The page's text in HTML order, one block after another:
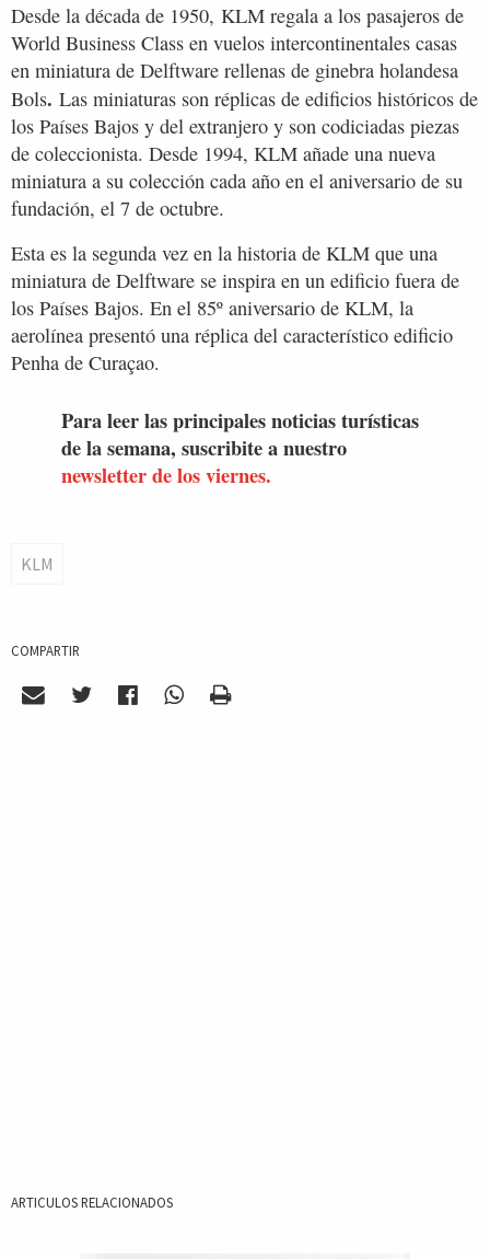
Desde la década de 1950, KLM regala a los pasajeros de
World Business Class en vuelos intercontinentales casas
en miniatura de Delftware rellenas de ginebra holandesa
Bols. Las miniaturas son réplicas de edificios históricos de
los Países Bajos y del extranjero y son codiciadas piezas
de coleccionista. Desde 1994, KLM añade una nueva
miniatura a su colección cada año en el aniversario de su
fundación, el 7 de octubre.
Esta es la segunda vez en la historia de KLM que una
miniatura de Delftware se inspira en un edificio fuera de
los Países Bajos. En el 85º aniversario de KLM, la
aerolínea presentó una réplica del característico edificio
Penha de Curaçao.
Para leer las principales noticias turísticas
de la semana, suscribite a nuestro
newsletter de los viernes.
KLM
COMPARTIR
ARTICULOS RELACIONADOS